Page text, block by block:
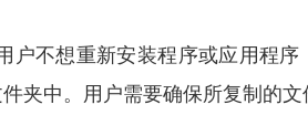
户不想重新安装程序或应用程
夹中。用户需要确保所复制的文